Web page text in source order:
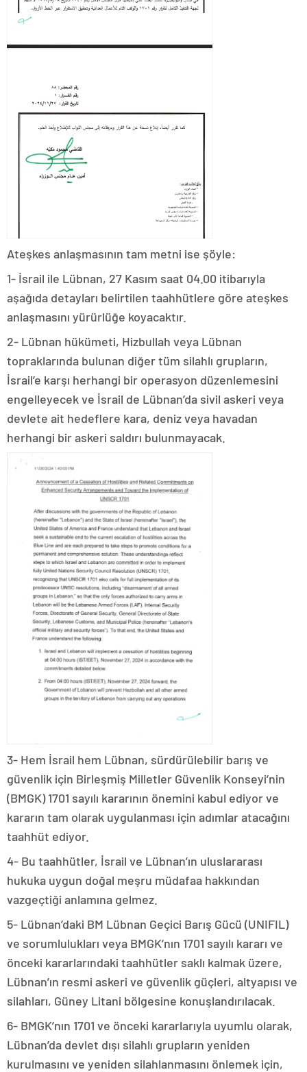
Ateşkes anlaşmasının tam metni ise şöyle:
1- İsrail ile Lübnan, 27 Kasım saat 04.00 itibarıyla
aşağıda detayları belirtilen taahhütlere göre ateşkes
anlaşmasını yürürlüğe koyacaktır.
2- Lübnan hükümeti, Hizbullah veya Lübnan
topraklarında bulunan diğer tüm silahlı grupların,
İsrail’e karşı herhangi bir operasyon düzenlemesini
engelleyecek ve İsrail de Lübnan’da sivil askeri veya
devlete ait hedeflere kara, deniz veya havadan
herhangi bir askeri saldırı bulunmayacak.
3- Hem İsrail hem Lübnan, sürdürülebilir barış ve
güvenlik için Birleşmiş Milletler Güvenlik Konseyi’nin
(BMGK) 1701 sayılı kararının önemini kabul ediyor ve
kararın tam olarak uygulanması için adımlar atacağını
taahhüt ediyor.
4- Bu taahhütler, İsrail ve Lübnan’ın uluslararası
hukuka uygun doğal meşru müdafaa hakkından
vazgeçtiği anlamına gelmez.
5- Lübnan’daki BM Lübnan Geçici Barış Gücü (UNIFIL)
ve sorumlulukları veya BMGK’nın 1701 sayılı kararı ve
önceki kararlarındaki taahhütler saklı kalmak üzere,
Lübnan’ın resmi askeri ve güvenlik güçleri, altyapısı ve
silahları, Güney Litani bölgesine konuşlandırılacak.
6- BMGK’nın 1701 ve önceki kararlarıyla uyumlu olarak,
Lübnan’da devlet dışı silahlı grupların yeniden
kurulmasını ve yeniden silahlanmasını önlemek için,